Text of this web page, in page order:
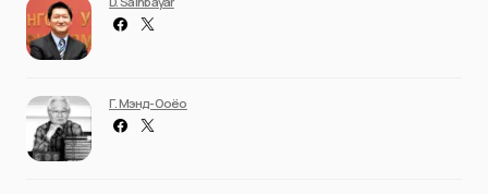
Г. Мэнд-Ооёо